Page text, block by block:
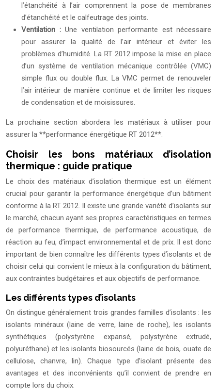
l’étanchéité à l’air comprennent la pose de membranes
d’étanchéité et le calfeutrage des joints.
Ventilation : Une ventilation performante est nécessaire
pour assurer la qualité de l’air intérieur et éviter les
problèmes d’humidité. La RT 2012 impose la mise en place
d’un système de ventilation mécanique contrôlée (VMC)
simple flux ou double flux. La VMC permet de renouveler
l’air intérieur de manière continue et de limiter les risques
de condensation et de moisissures.
La prochaine section abordera les matériaux à utiliser pour
assurer la **performance énergétique RT 2012**.
Choisir les bons matériaux d’isolation
thermique : guide pratique
Le choix des matériaux d’isolation thermique est un élément
crucial pour garantir la performance énergétique d’un bâtiment
conforme à la RT 2012. Il existe une grande variété d’isolants sur
le marché, chacun ayant ses propres caractéristiques en termes
de performance thermique, de performance acoustique, de
réaction au feu, d’impact environnemental et de prix. Il est donc
important de bien connaître les différents types d’isolants et de
choisir celui qui convient le mieux à la configuration du bâtiment,
aux contraintes budgétaires et aux objectifs de performance.
Les différents types d’isolants
On distingue généralement trois grandes familles d’isolants : les
isolants minéraux (laine de verre, laine de roche), les isolants
synthétiques (polystyrène expansé, polystyrène extrudé,
polyuréthane) et les isolants biosourcés (laine de bois, ouate de
cellulose, chanvre, lin). Chaque type d’isolant présente des
avantages et des inconvénients qu’il convient de prendre en
compte lors du choix.